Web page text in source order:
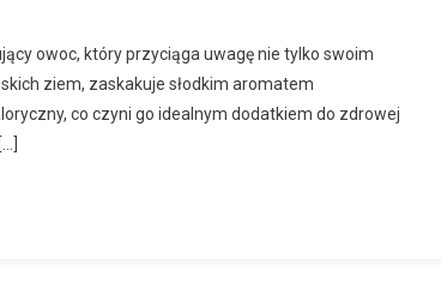
owoc, który przyciąga uwagę nie tylko swoim
ziem, zaskakuje słodkim aromatem
co czyni go idealnym dodatkiem do zdrowej